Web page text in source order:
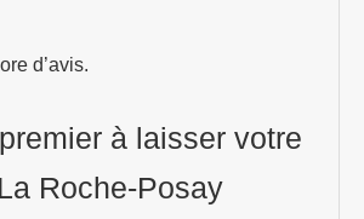
d’avis.
à laisser votre
Roche-Posay